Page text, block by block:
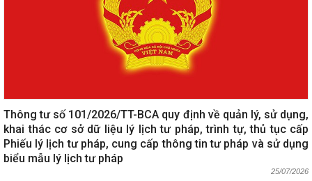
Thông tư số 101/2026/TT-BCA quy định về quản lý, sử dụng,
khai thác cơ sở dữ liệu lý lịch tư pháp, trình tự, thủ tục cấp
Phiếu lý lịch tư pháp, cung cấp thông tin tư pháp và sử dụng
biểu mẫu lý lịch tư pháp
25/07/2026